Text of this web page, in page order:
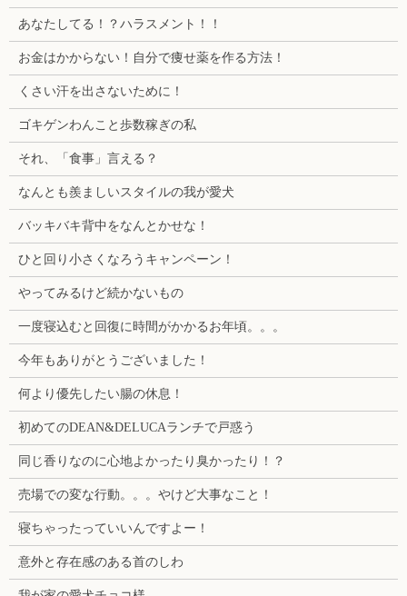
あなたしてる！？ハラスメント！！
お金はかからない！自分で痩せ薬を作る方法！
くさい汗を出さないために！
ゴキゲンわんこと歩数稼ぎの私
それ、「食事」言える？
なんとも羨ましいスタイルの我が愛犬
バッキバキ背中をなんとかせな！
ひと回り小さくなろうキャンペーン！
やってみるけど続かないもの
一度寝込むと回復に時間がかかるお年頃。。。
今年もありがとうございました！
何より優先したい腸の休息！
初めてのDEAN&DELUCAランチで戸惑う
同じ香りなのに心地よかったり臭かったり！？
売場での変な行動。。。やけど大事なこと！
寝ちゃったっていいんですよー！
意外と存在感のある首のしわ